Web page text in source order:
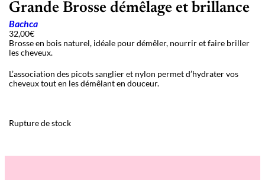
Grande Brosse démêlage et brillance
Bachca
32,00€
Brosse en bois naturel, idéale pour démêler, nourrir et faire briller
les cheveux.
L’association des picots sanglier et nylon permet d’hydrater vos
cheveux tout en les démêlant en douceur.
Rupture de stock